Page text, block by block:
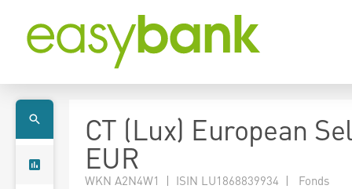
CT (Lux) European
EUR
WKN A2N4W1 | ISIN LU1868839934 | Fonds